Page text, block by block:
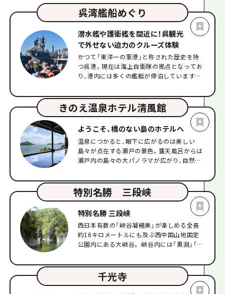
呉湾艦船めぐり
潜水艦や護衛艦を間近に！呉観光
で外せない迫力のクルーズ体験
かつて「東洋一の軍港」と称された歴史を持
つ呉港。現在は海上自衛隊の拠点となってお
り、港内には多くの艦艇が停泊しています。
が異なるため、訪れるたびに見られる景色が
様変わりするのも、この場所ならではの魅力
です。 このクルーズでは、現役の潜水艦や護
衛艦を海上から至近距離で眺めることがで
き、陸上からは決して味わえない臨場感あふ
れる姿を存分に楽しめます。所要時間は約35
分。最大の魅力は、艦船を知り尽くしたガイ
ドによる生解説です。各艦艇の役割や特徴を
るため、予備知識がなくても十分に楽しめま
す。また、日の入時刻に合わせて出航する特
別便「夕呉（ゆうくれ）クルーズ」もおすすめ
です。ラッパの吹奏とともに自衛艦旗が降ろ
される儀式は、呉でしか見られない厳かな光
景です。2日前までの要予約制で週末や連休
は事前に空き状況を確認し、早めに予約をし
ておくことをおすすめします。 呉を訪れたな
表格「呉海自カレー」です。各艦艇のレシピを
忠実に再現しており、店舗ごとに異なる味わ
いを楽しめるのが醍醐味。艦艇ゆかりのグル
きのえ温泉ホテル清風館
ようこそ、橋のない島のホテルへ
温泉につかると、眼下に広がるのは美しい
島々が点在する瀬戸の景色。露天風呂からは
瀬戸内の島々の大パノラマが広がり、自然に
れます。全てのお部屋から海を眺めることが
でき、食事ではその日に採れた新鮮な海の幸
を堪能いただけます。日常を離れ、島時間で
癒しのひとときをお過ごしください。
特別名勝 三段峡
特別名勝 三段峡
西日本有数の「峡谷凝縮美」が楽しめる全長
約16キロメートルにも及ぶ西中国山地国定
公園内にある大峡谷。 峡谷内には「黒淵」「猿
んあります。 紅葉の名所としても有名です
（10月下旬～11月下旬頃）。 三段峡内には、
「黒淵」と「猿飛」の2つの渡舟があり、遊歩道
からとは異なる渡舟からの景色は別物です。
千光寺